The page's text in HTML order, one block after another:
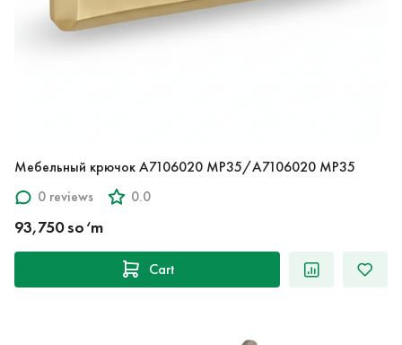
Мебельный крючок A7106020 MP35/A7106020 MP35
0 reviews
0.0
93,750 so‘m
Cart